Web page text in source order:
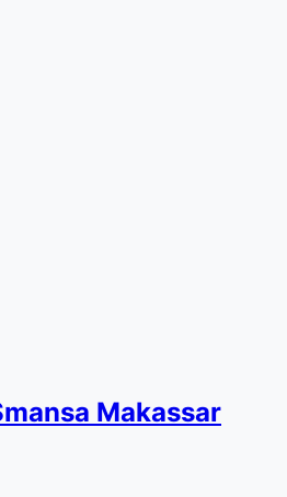
Makassar